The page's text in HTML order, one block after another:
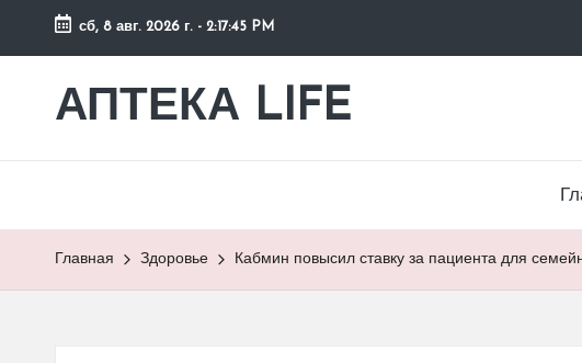
Перейти
содержимому
сб, 8 авг. 2026 г. - 2:17:46 PM
АПТЕКА LIFE
сайт
Главная Здоровье Кабмин повысил ставку за пациента для